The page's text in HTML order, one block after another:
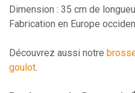
Dimension : 35 cm de
Fabrication en Europe
Découvrez aussi notre
goulot.